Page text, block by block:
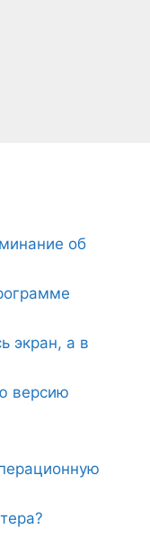
об
экран, а в
версию